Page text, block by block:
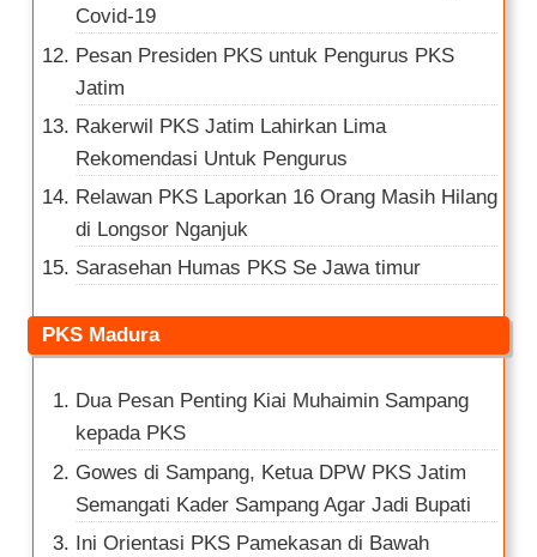
Covid-19
Pesan Presiden PKS untuk Pengurus PKS
Jatim
Rakerwil PKS Jatim Lahirkan Lima
Rekomendasi Untuk Pengurus
Relawan PKS Laporkan 16 Orang Masih Hilang
di Longsor Nganjuk
Sarasehan Humas PKS Se Jawa timur
PKS Madura
Dua Pesan Penting Kiai Muhaimin Sampang
kepada PKS
Gowes di Sampang, Ketua DPW PKS Jatim
Semangati Kader Sampang Agar Jadi Bupati
Ini Orientasi PKS Pamekasan di Bawah